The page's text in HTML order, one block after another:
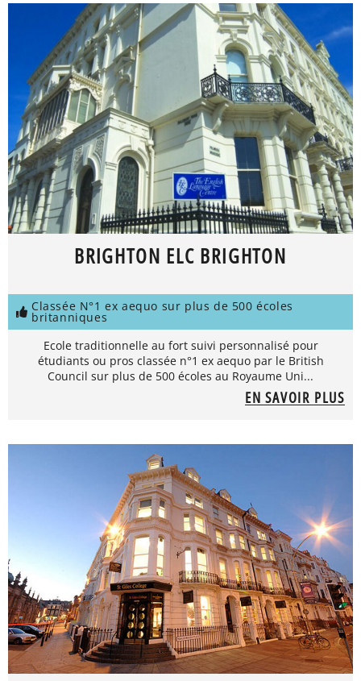
BRIGHTON ELC BRIGHTON
Classée N°1 ex aequo sur plus de 500 écoles
britanniques
Ecole traditionnelle au fort suivi personnalisé pour
étudiants ou pros classée n°1 ex aequo par le British
Council sur plus de 500 écoles au Royaume Uni...
EN SAVOIR PLUS